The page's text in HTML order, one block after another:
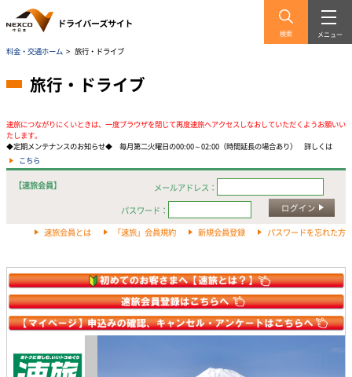
検索 メニュー
料金・交通ホーム > 旅行・ドライブ
旅行・ドライブ
速旅につながりにくいときは、一度ブラウザを閉じて再度速旅へアクセスしなおしていただくようお願いい
たします。
◆定期メンテナンスのお知らせ◆ 毎月第二火曜日の00:00～02:00（時間延長の場合あり） 詳しくは
こちら
【速旅会員】
メールアドレス：
パスワード：
ログイン
速旅会員とは 「速旅」会員規約 新規会員登録 パスワードを忘れた方